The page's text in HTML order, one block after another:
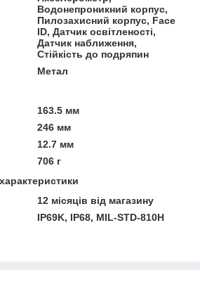
Водонепроникний корпус,
Пилозахисний корпус, Face
ID, Датчик освітленості,
Датчик наближення,
Стійкість до подряпин
Метал
163.5 мм
246 мм
12.7 мм
706 г
12 місяців від магазину
IP69K, IP68, MIL-STD-810H